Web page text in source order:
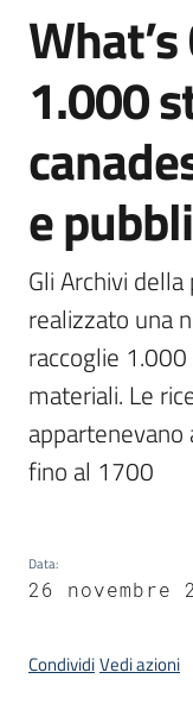
Archivio
storico
Conservazione
Argomenti
Contatti
Seguici
su
Salta al contenuto
1.000
e
Gli Archivi
realizzato una
raccoglie
materiali. Le
fino al 1700
Data:
26 novembre
CondividiVedi azioni